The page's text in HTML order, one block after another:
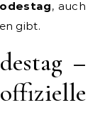
, auch
gibt.
–